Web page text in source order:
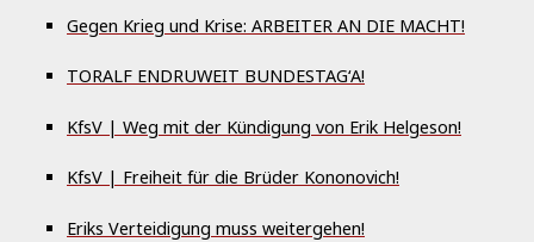
Gegen Krieg und Krise: ARBEITER AN DIE MACHT!
TORALF ENDRUWEIT BUNDESTAG‘A!
KfsV | Weg mit der Kündigung von Erik Helgeson!
KfsV | Freiheit für die Brüder Kononovich!
Eriks Verteidigung muss weitergehen!